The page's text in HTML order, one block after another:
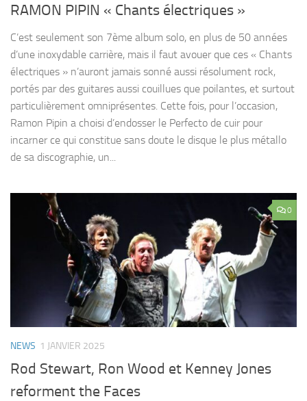
RAMON PIPIN « Chants électriques »
C’est seulement son 7ème album solo, en plus de 50 années
d’une inoxydable carrière, mais il faut avouer que ces « Chants
électriques » n’auront jamais sonné aussi résolument rock,
portés par des guitares aussi couillues que poilantes, et surtout
particulièrement omniprésentes. Cette fois, pour l’occasion,
Ramon Pipin a choisi d’endosser le Perfecto de cuir pour
incarner ce qui constitue sans doute le disque le plus métallo
de sa discographie, un...
0
NEWS 1 JANVIER 2025
Rod Stewart, Ron Wood et Kenney Jones
reforment the Faces